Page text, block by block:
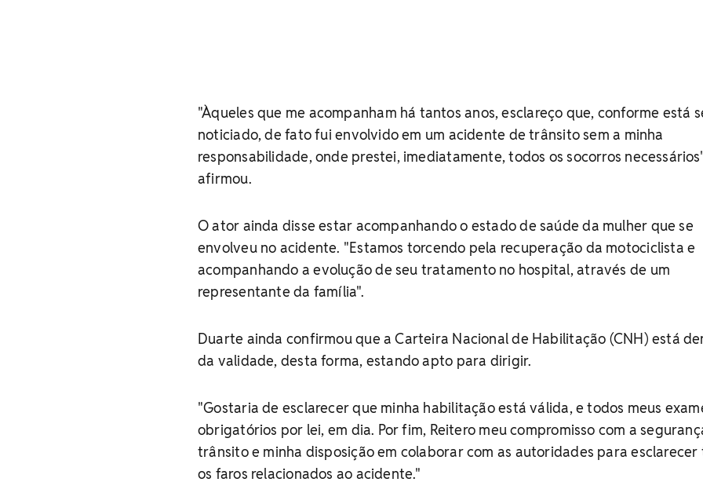
"Àqueles que me acompanham há tantos anos, esclareço que, conforme está
noticiado, de fato fui envolvido em um acidente de trânsito sem a minha
responsabilidade, onde prestei, imediatamente, todos os socorros
afirmou.
O ator ainda disse estar acompanhando o estado de saúde da mulher que se
envolveu no acidente. "Estamos torcendo pela recuperação da motociclista e
acompanhando a evolução de seu tratamento no hospital, através de um
representante da família".
Duarte ainda confirmou que a Carteira Nacional de Habilitação (CNH) está
da validade, desta forma, estando apto para dirigir.
"Gostaria de esclarecer que minha habilitação está válida, e todos meus
obrigatórios por lei, em dia. Por fim, Reitero meu compromisso com a
trânsito e minha disposição em colaborar com as autoridades para esclarecer
os faros relacionados ao acidente."